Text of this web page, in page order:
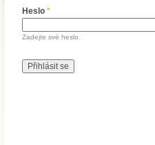
Heslo *
Zadejte své heslo.